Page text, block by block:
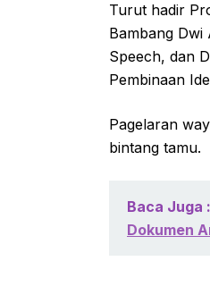
Turut hadir
Bambang Dwi
Speech, dan
Pembinaan
Pagelaran
bintang tamu.
Baca Juga :
Dokumen